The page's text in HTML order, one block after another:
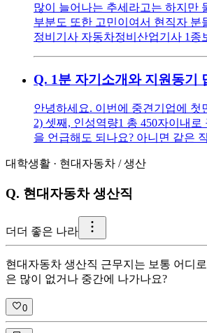
많이 늘어나는 추세라고는 하지만
부분도 또한 고민이여서 현직자 분
정비기사 자동차정비산업기사 1종
Q. 1분 자기소개와 지원동기
안녕하세요. 이번에 중견기업에 첫
2) 셋째, 인성역량1 총 450자이내
을 언급해도 되나요? 아니면 같은
대학생활 · 현대자동차 /생산
Q. 현대자동차 생산직
더 더 좋은 나라
현대자동차 생산직 근무지는 보통 어디
은 많이 없거나 중간에 나가나요?
0